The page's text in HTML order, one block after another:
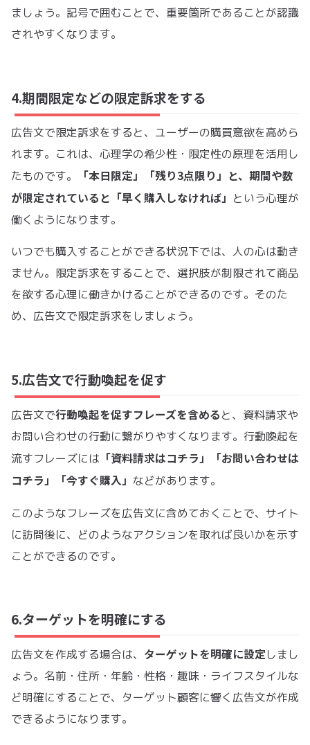
ましょう。記号で囲むことで、重要箇所であることが認識
されやすくなります。
4.期間限定などの限定訴求をする
広告文で限定訴求をすると、ユーザーの購買意欲を高めら
れます。これは、心理学の希少性・限定性の原理を活用し
たものです。
「本日限定」「残り3点限り」と、期間や数
が限定されていると「早く購入しなければ」 という心理が
働くようになります。
いつでも購入することができる状況下では、人の心は動き
ません。限定訴求をすることで、選択肢が制限されて商品
を欲する心理に働きかけることができるのです。そのた
め、広告文で限定訴求をしましょう。
5.広告文で行動喚起を促す
広告文で行動喚起を促すフレーズを含めると、資料請求や
お問い合わせの行動に繋がりやすくなります。行動喚起を
流すフレーズには 「資料請求はコチラ」「お問い合わせは
コチラ」「今すぐ購入」 などがあります。
このようなフレーズを広告文に含めておくことで、サイト
に訪問後に、どのようなアクションを取れば良いかを示す
ことができるのです。
6.ターゲットを明確にする
広告文を作成する場合は、 ターゲットを明確に設定しまし
ょう。名前・住所・年齢・性格・趣味・ライフスタイルな
ど明確にすることで、ターゲット顧客に響く広告文が作成
できるようになります。